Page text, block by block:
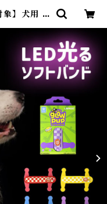
象】犬用 L
ス取り付け
型犬 大型
ッグラン
ッズ LR99
ブルドッ